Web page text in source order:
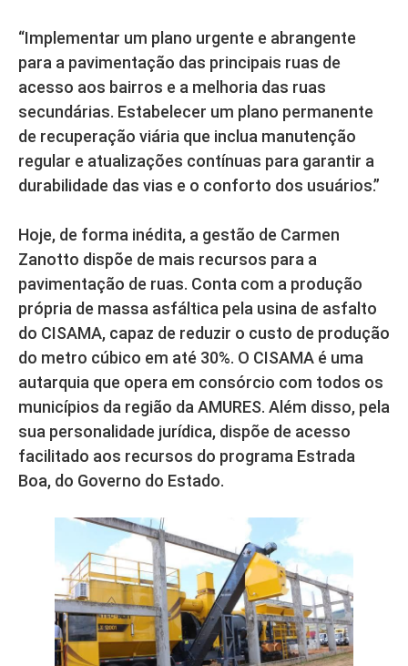
“Implementar um plano urgente e abrangente
para a pavimentação das principais ruas de
acesso aos bairros e a melhoria das ruas
secundárias. Estabelecer um plano permanente
de recuperação viária que inclua manutenção
regular e atualizações contínuas para garantir a
durabilidade das vias e o conforto dos usuários.”
Hoje, de forma inédita, a gestão de Carmen
Zanotto dispõe de mais recursos para a
pavimentação de ruas. Conta com a produção
própria de massa asfáltica pela usina de asfalto
do CISAMA, capaz de reduzir o custo de produção
do metro cúbico em até 30%. O CISAMA é uma
autarquia que opera em consórcio com todos os
municípios da região da AMURES. Além disso, pela
sua personalidade jurídica, dispõe de acesso
facilitado aos recursos do programa Estrada
Boa, do Governo do Estado.